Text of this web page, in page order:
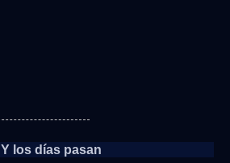
Y los días pasan